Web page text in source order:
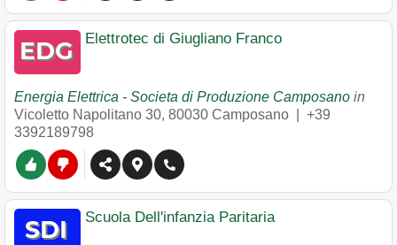
Elettrotec di Giugliano Franco
Energia Elettrica - Societa di Produzione Camposano in
Vicoletto Napolitano 30, 80030 Camposano
+39
3392189798
Scuola Dell'infanzia Paritaria